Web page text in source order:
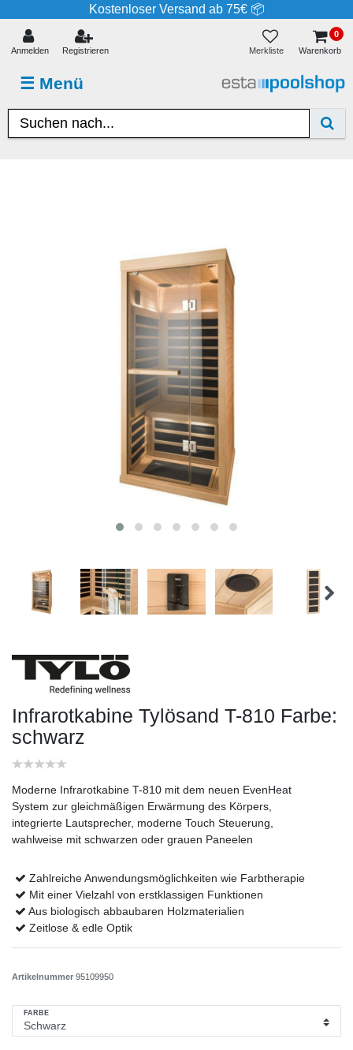
Kostenloser Versand ab 75€ 📦
☰ Menü
Anmelden Registrieren Merkliste
0
Warenkorb
Infrarotkabine Tylösand T-810 Farbe:
schwarz
Moderne Infrarotkabine T-810 mit dem neuen EvenHeat
System zur gleichmäßigen Erwärmung des Körpers,
integrierte Lautsprecher, moderne Touch Steuerung,
wahlweise mit schwarzen oder grauen Paneelen
Zahlreiche Anwendungsmöglichkeiten wie Farbtherapie
Mit einer Vielzahl von erstklassigen Funktionen
Aus biologisch abbaubaren Holzmaterialien
Zeitlose & edle Optik
Artikelnummer 95109950
FARBE